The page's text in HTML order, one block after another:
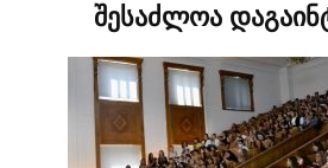
შესაძლოა